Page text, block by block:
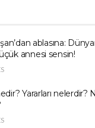
ablasına:
annesi sensin!
Yararları nelerdir?